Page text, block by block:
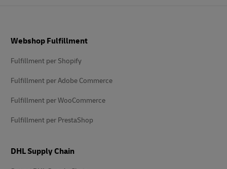
di
Webshop Fulfillment
Fulfillment per Shopify
Fulfillment per Adobe Commerce
Fulfillment per WooCommerce
Fulfillment per PrestaShop
DHL Supply Chain